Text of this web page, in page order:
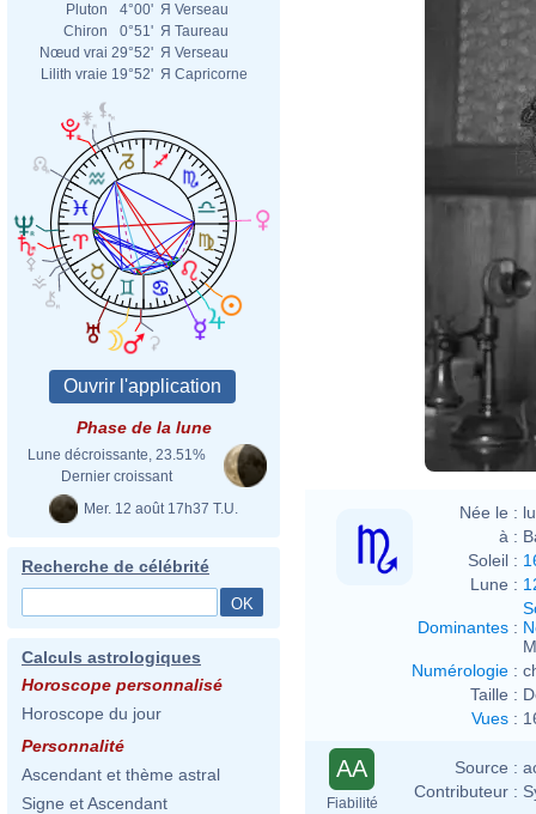
Pluton
4°00' Я Verseau
Chiron
0°51' Я Taureau
Nœud vrai 29°52' Я Verseau
Lilith vraie 19°52' Я Capricorne
Phase de la lune
Lune décroissante, 23.51%
Dernier croissant
Mer. 12 août 17h37 T.U.
Recherche de célébrité
Calculs astrologiques
Horoscope personnalisé
Horoscope du jour
Personnalité
Ascendant et thème astral
Signe et Ascendant
Née le :
à :
Soleil :
Lune :
Dominantes :
Numérologie :
Taille :
Vues :
AA
Fiabilité
Source :
Contributeur :